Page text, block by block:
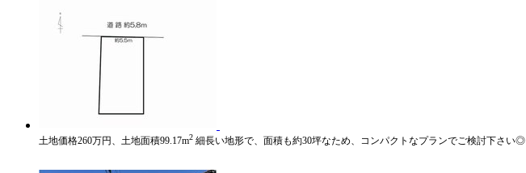
土地価格260万円、土地面積99.17m2 細長い地形で、面積も約30坪なため、コンパクトなプランでご検討下さい◎